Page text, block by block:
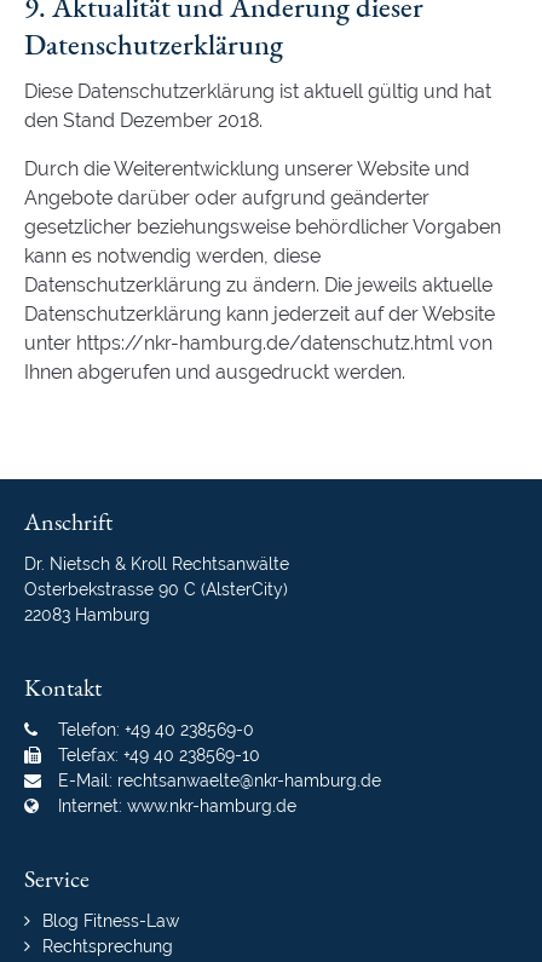
Datenschutzerklärung
Diese Datenschutzerklärung ist aktuell gültig und hat
den Stand Dezember 2018.
Durch die Weiterentwicklung unserer Website und
Angebote darüber oder aufgrund geänderter
gesetzlicher beziehungsweise behördlicher Vorgaben
kann es notwendig werden, diese
Datenschutzerklärung zu ändern. Die jeweils aktuelle
Datenschutzerklärung kann jederzeit auf der Website
unter https://nkr-hamburg.de/datenschutz.html von
Ihnen abgerufen und ausgedruckt werden.
Anschrift
Dr. Nietsch & Kroll Rechtsanwälte
Osterbekstrasse 90 C (AlsterCity)
22083 Hamburg
Kontakt
Telefon: +49 40 238569-0
Telefax: +49 40 238569-10
E-Mail: rechtsanwaelte@nkr-hamburg.de
Internet: www.nkr-hamburg.de
Service
Navigation
überspringen
Blog Fitness-Law
Rechtsprechung